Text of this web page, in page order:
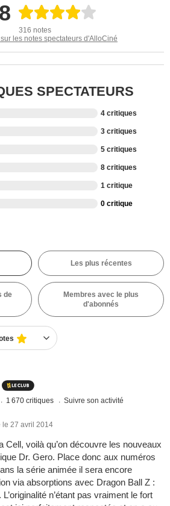
316 notes
les notes spectateurs d'AlloCiné
SPECTATEURS
4 critiques
3 critiques
5 critiques
8 critiques
1 critique
0 critique
Les plus récentes
de
Membres avec le plus
d'abonnés
1 670 critiques Suivre son activité
le 27 avril 2014
voilà qu’on découvre les nouveaux
Dr. Gero. Place donc aux numéros
la série animée il sera encore
via absorptions avec Dragon Ball Z :
n’étant pas vraiment le fort